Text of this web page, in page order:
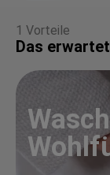
1 Vorteile
Das